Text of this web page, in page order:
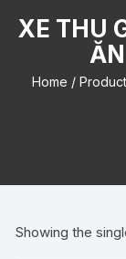
XE THU
Home /
Showing the